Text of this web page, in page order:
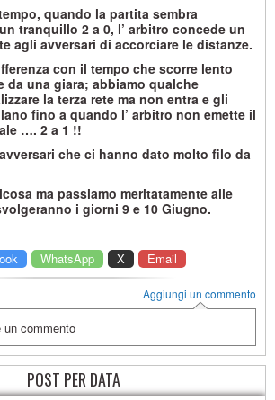
quando la partita sembra
tranquillo 2 a 0, l’ arbitro concede un
agli avversari di accorciare le distanze.
con il tempo che scorre lento
da una giara; abbiamo qualche
la terza rete ma non entra e gli
fino a quando l’ arbitro non emette il
…. 2 a 1 !!
che ci hanno dato molto filo da
ma passiamo meritatamente alle
i giorni 9 e 10 Giugno.
WhatsApp X Email
Aggiungi un commento
commento
POST PER DATA